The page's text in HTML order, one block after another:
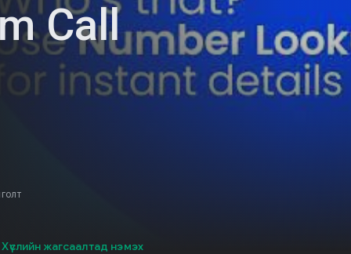
Call
Хүслийн жагсаалтад нэмэх